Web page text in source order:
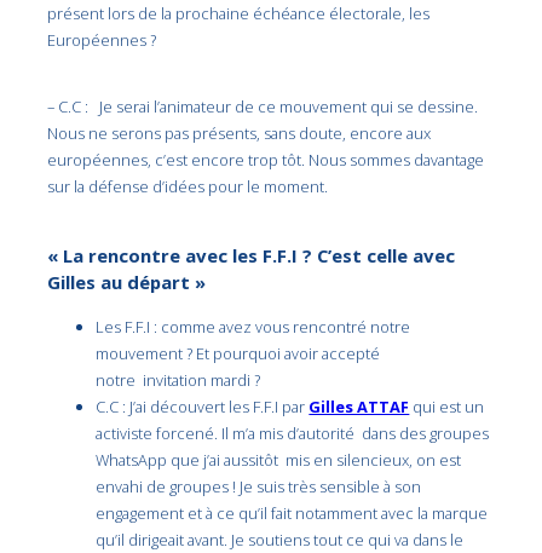
présent lors de la prochaine échéance électorale, les
Européennes ?
– C.C : Je serai l’animateur de ce mouvement qui se dessine.
Nous ne serons pas présents, sans doute, encore aux
européennes, c’est encore trop tôt. Nous sommes davantage
sur la défense d’idées pour le moment.
« La rencontre avec les F.F.I ? C’est celle avec
Gilles au départ »
Les F.F.I : comme avez vous rencontré notre
mouvement ? Et pourquoi avoir accepté
notre invitation mardi ?
C.C : J’ai découvert les F.F.I par Gilles ATTAF qui est un
activiste forcené. Il m’a mis d’autorité dans des groupes
WhatsApp que j’ai aussitôt mis en silencieux, on est
envahi de groupes ! Je suis très sensible à son
engagement et à ce qu’il fait notamment avec la marque
qu’il dirigeait avant. Je soutiens tout ce qui va dans le